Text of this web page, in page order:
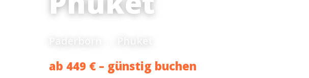
ab 449 € – günstig buchen